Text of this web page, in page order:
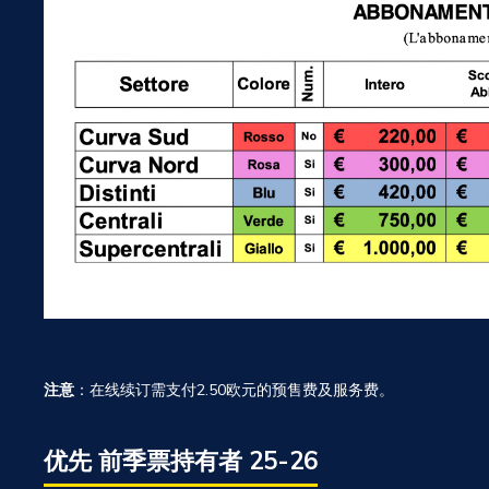
注意 ：在线续订需支付2.50欧元的预售费及服务费。
优先 前季票持有者 25-26